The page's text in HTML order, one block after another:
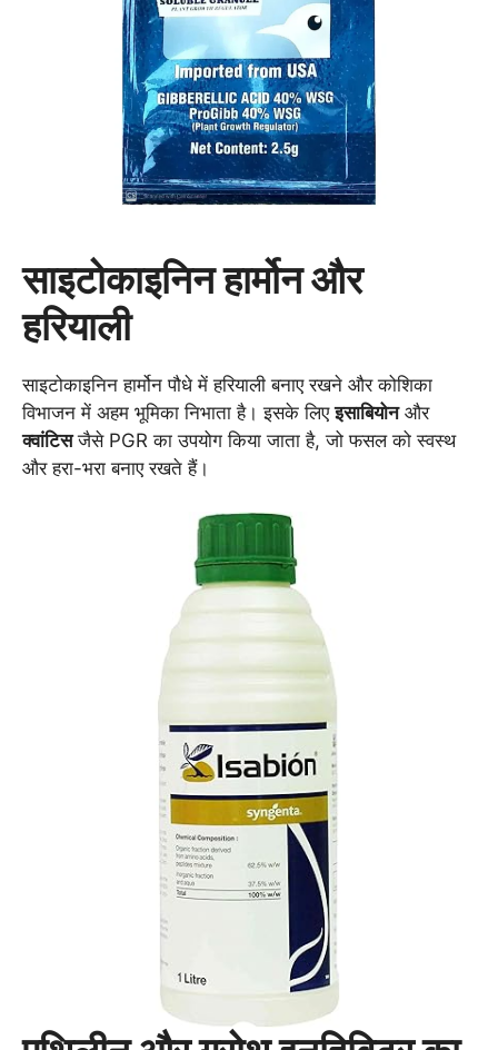
साइटोकाइनिन हार्मोन और
हरियाली
साइटोकाइनिन हार्मोन पौधे में हरियाली बनाए रखने और कोशिका
विभाजन में अहम भूमिका निभाता है। इसके लिएइसाबियोनऔर
क्वांटिसजैसे PGR का उपयोग किया जाता है, जो फसल को स्वस्थ
और हरा-भरा बनाए रखते हैं।